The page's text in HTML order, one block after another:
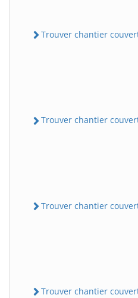
Trouver chantier
Trouver chantier
Trouver chantier
Trouver chantier